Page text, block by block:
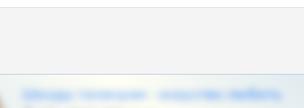
Шкоды телеграм - искуство любить